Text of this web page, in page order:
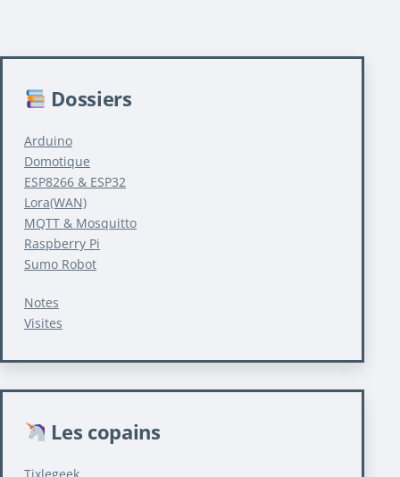
Dossiers
Arduino
Domotique
ESP8266 & ESP32
Lora(WAN)
MQTT & Mosquitto
Raspberry Pi
Sumo Robot
Notes
Visites
Les copains